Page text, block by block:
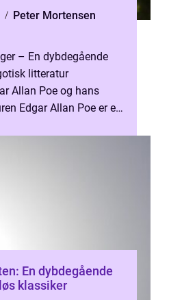
Peter Mortensen
– En dybdegående
litteratur
Allan Poe og hans
Edgar Allan Poe er en
En dybdegående
klassiker